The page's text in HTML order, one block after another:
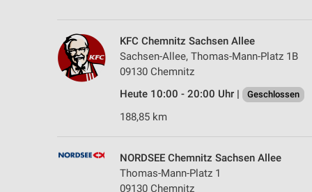
KFC Chemnitz Sachsen Allee
Sachsen-Allee, Thomas-Mann-Platz 1B
09130 Chemnitz
Heute 10:00 - 20:00 Uhr |
Geschlossen
188,85 km
NORDSEE Chemnitz Sachsen Allee
Thomas-Mann-Platz 1
09130 Chemnitz
Verwendung genauer Standortdaten
Geräte anhand von aktiv angeforderten Informationen
Nicht-IAB-Verarbeitungszwecke:
Funktional